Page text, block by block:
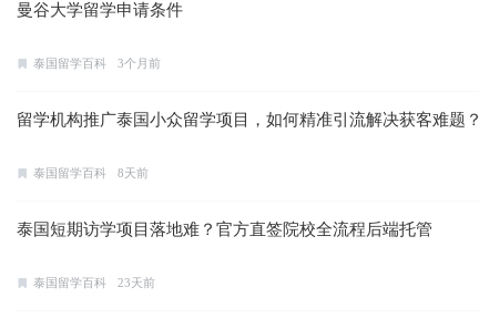
曼谷大学留学申请条件
泰国留学百科 3个月前
留学机构推广泰国小众留学项目，如何精准引流解决获客难题？
泰国留学百科 8天前
泰国短期访学项目落地难？官方直签院校全流程后端托管
泰国留学百科 23天前